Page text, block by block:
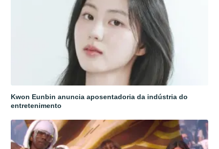
Kwon Eunbin anuncia aposentadoria da indústria do
entretenimento